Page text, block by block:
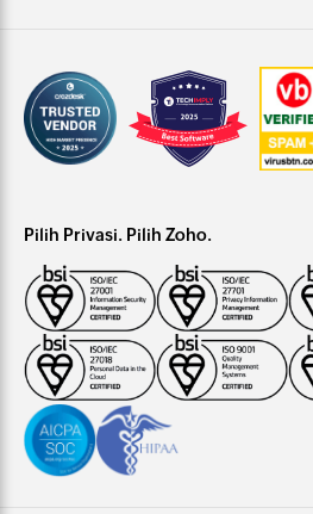
Pilih Privasi. Pilih Zoho.